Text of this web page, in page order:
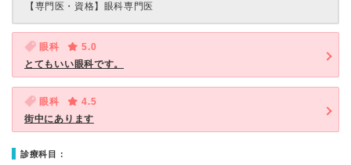
【専門医・資格】 眼科専門医
眼科
5.0
とてもいい眼科です。
眼科
4.5
街中にあります
診療科目：